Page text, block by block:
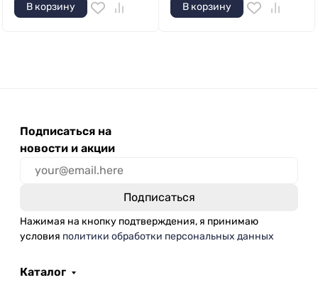
В корзину В корзину
Подписаться на
новости и акции
Нажимая на кнопку подтверждения, я принимаю
условия политики обработки персональных данных
Каталог